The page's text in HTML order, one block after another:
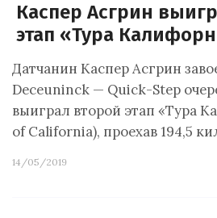
Каспер Асгрин
этап «Тура
Датчанин Каспер Асгрин
Deceuninck — Quick-Step
выиграл второй этап «Тура
of California), проехав 194,5
14/05/2019